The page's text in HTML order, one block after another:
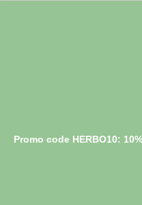
Promo code HERBO10: